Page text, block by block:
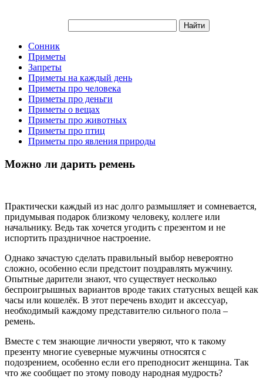
Сонник
Приметы
Запреты
Приметы на каждый день
Приметы про человека
Приметы про деньги
Приметы о вещах
Приметы про животных
Приметы про птиц
Приметы про явления природы
Можно ли дарить ремень
Практически каждый из нас долго размышляет и сомневается,
придумывая подарок близкому человеку, коллеге или
начальнику. Ведь так хочется угодить с презентом и не
испортить праздничное настроение.
Однако зачастую сделать правильный выбор невероятно
сложно, особенно если предстоит поздравлять мужчину.
Опытные дарители знают, что существует несколько
беспроигрышных вариантов вроде таких статусных вещей как
часы или кошелёк. В этот перечень входит и аксессуар,
необходимый каждому представителю сильного пола –
ремень.
Вместе с тем знающие личности уверяют, что к такому
презенту многие суеверные мужчины относятся с
подозрением, особенно если его преподносит женщина. Так
что же сообщает по этому поводу народная мудрость?